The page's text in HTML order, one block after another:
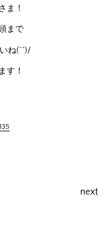
ま！
まで
ね(^^)/
す！
next